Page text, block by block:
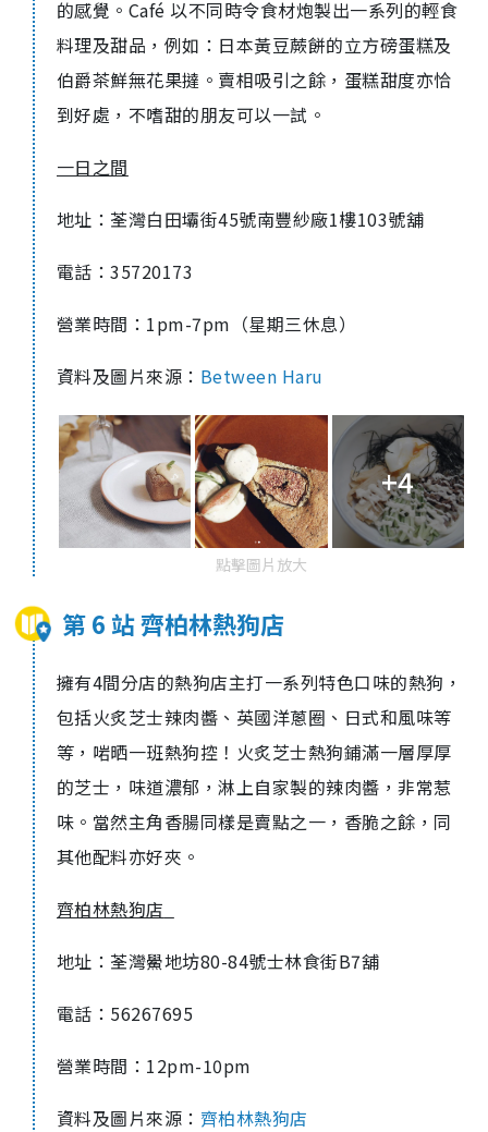
的感覺。 Café 以不同時令食材炮製出一系列的輕食
料理及甜品，例如： 日本黃豆蕨餅的立方磅蛋糕及
伯爵茶鮮無花果撻 。賣相吸引之餘，蛋糕甜度亦恰
到好處，不嗜甜的朋友可以一試。
一日之間
地址： 荃灣白田壩街45號南豐紗廠1樓103號舖
電話：35720173
營業時間： 1pm-7pm （星期三休息）
資料及圖片來源： Between Haru
+4
點擊圖片放大
第 6 站 齊柏林熱狗店
擁有4間分店的熱狗店主打一系列特色口味的熱狗，
包括火炙芝士辣肉醬 、英國洋蔥圈、 日式和風味等
等， 啱晒一班熱狗控！ 火炙芝士熱狗鋪滿一層厚厚
的芝士，味道濃郁，淋上自家製的辣肉醬 ，非常惹
味。當然主角香腸同樣是賣點之一，香脆之餘，同
其他配料亦好夾。
齊柏林熱狗店
地址： 荃灣鱟地坊80-84號士林食街B7舖
電話： 56267695
營業時間： 12pm-10pm
資料及圖片來源： 齊柏林熱狗店